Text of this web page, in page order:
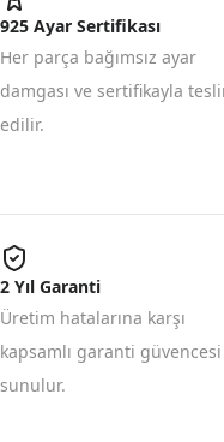
925 Ayar Sertifikası
Her parça bağımsız ayar
damgası ve sertifikayla
edilir.
2 Yıl Garanti
Üretim hatalarına karşı
kapsamlı garanti güvencesi
sunulur.